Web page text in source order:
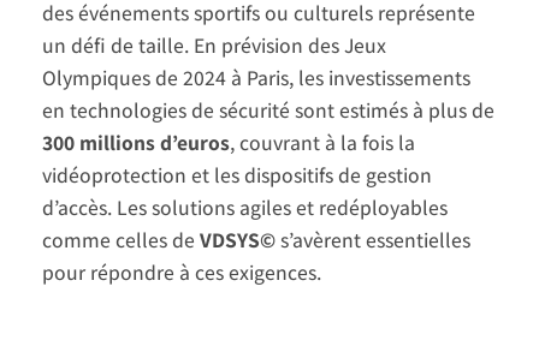
des événements sportifs ou culturels représente
un défi de taille. En prévision des Jeux
Olympiques de 2024 à Paris, les investissements
en technologies de sécurité sont estimés à plus de
300 millions d’euros, couvrant à la fois la
vidéoprotection et les dispositifs de gestion
d’accès. Les solutions agiles et redéployables
comme celles de VDSYS©s’avèrent essentielles
pour répondre à ces exigences.